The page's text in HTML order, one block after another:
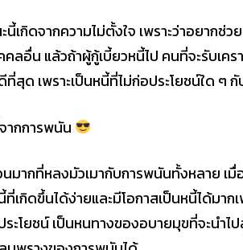
เกิดจากความไม่ตั้งใจ เพราะว่าอยาก
คลอื่น แล้วถ้าผู้กู้เบี้ยวหนี้ไป คนที่จะรับเค
สุด เพราะเป็นหนี้ที่ไม่ก่อประโยชน์ใด ๆ กั
ากการพนัน
มากที่หลงมัวเมากับการพนันทั้งหลาย เมื่
นี้ที่เกิดขึ้นได้ง่ายและมีโอกาสเป็นหนี้ได้ม
ระโยชน์ เป็นหนทางของอบายมุขที่จะน